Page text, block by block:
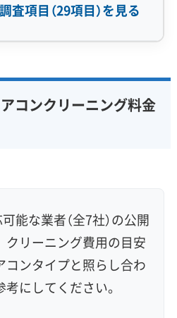
査項目（29項目）を見る
ニング
実績10年以上
対策
ハウスダスト除去
ズ
初回割引
定期メンテナンス
コンクリーニング料金
能な業者（全7社）の公開
クリーニング費用の目安
コンタイプと照らし合わ
にしてください。